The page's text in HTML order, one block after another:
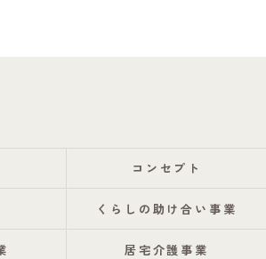
コンセプト
くらしの助け合い事業
居宅介護事業